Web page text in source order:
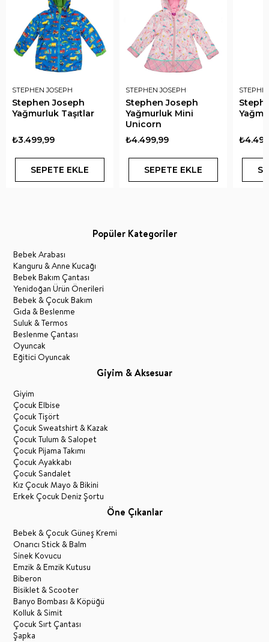
STEPHEN JOSEPH
Stephen Joseph
Yağmurluk Taşıtlar
₺3.499,99
SEPETE EKLE
STEPHEN JOSEPH
Stephen Joseph
Yağmurluk Mini
Unicorn
₺4.499,99
SEPETE EKLE
Popüler Kategoriler
Bebek Arabası
Kanguru & Anne Kucağı
Bebek Bakım Çantası
Yenidoğan Ürün Önerileri
Bebek & Çocuk Bakım
Gıda & Beslenme
Suluk & Termos
Beslenme Çantası
Oyuncak
Eğitici Oyuncak
Giyim & Aksesuar
Giyim
Çocuk Elbise
Çocuk Tişört
Çocuk Sweatshirt & Kazak
Çocuk Tulum & Salopet
Çocuk Pijama Takımı
Çocuk Ayakkabı
Çocuk Sandalet
Kız Çocuk Mayo & Bikini
Erkek Çocuk Deniz Şortu
Öne Çıkanlar
Bebek & Çocuk Güneş Kremi
Onarıcı Stick & Balm
Sinek Kovucu
Emzik & Emzik Kutusu
Biberon
Bisiklet & Scooter
Banyo Bombası & Köpüğü
Kolluk & Simit
Çocuk Sırt Çantası
Şapka